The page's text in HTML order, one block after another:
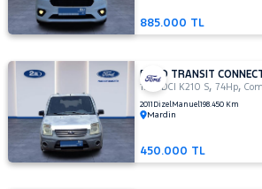
885.000 TL
FORD TRANSIT
1.8 TDCI K210 S,74Hp,
2011 DizelManuel198.450 Km
Mardin
450.000 TL